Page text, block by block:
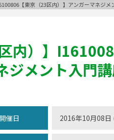
【東京（23区内）】アンガーマネジメ
内）】
ジメント入門
開催日 2016年10月08日